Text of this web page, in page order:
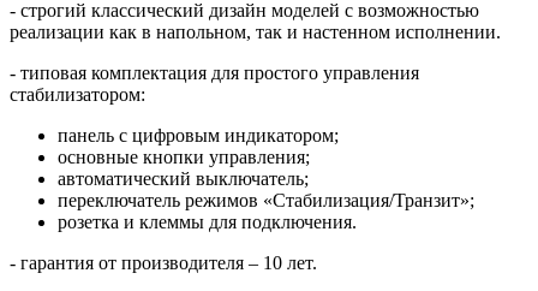
- строгий классический дизайн моделей с возможностью
реализации как в напольном, так и настенном исполнении.
- типовая комплектация для простого управления
стабилизатором:
панель с цифровым индикатором;
основные кнопки управления;
автоматический выключатель;
переключатель режимов «Стабилизация/Транзит»;
розетка и клеммы для подключения.
- гарантия от производителя – 10 лет.